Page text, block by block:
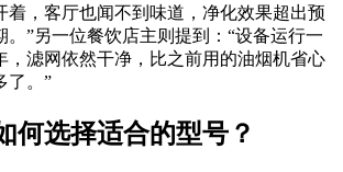
着，客厅也闻不到味道，净化效果超出预
。”另一位餐饮店主则提到：“设备运行一
，滤网依然干净，比之前用的油烟机省心
了。”
何选择适合的型号？